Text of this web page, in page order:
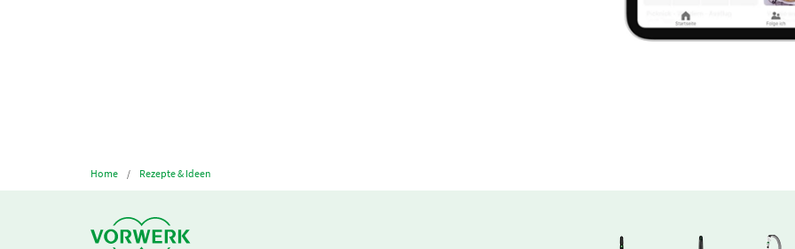
Home Rezepte & Ideen